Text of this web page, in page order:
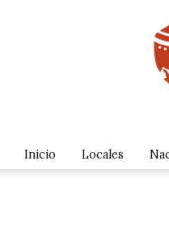
Inicio Locales